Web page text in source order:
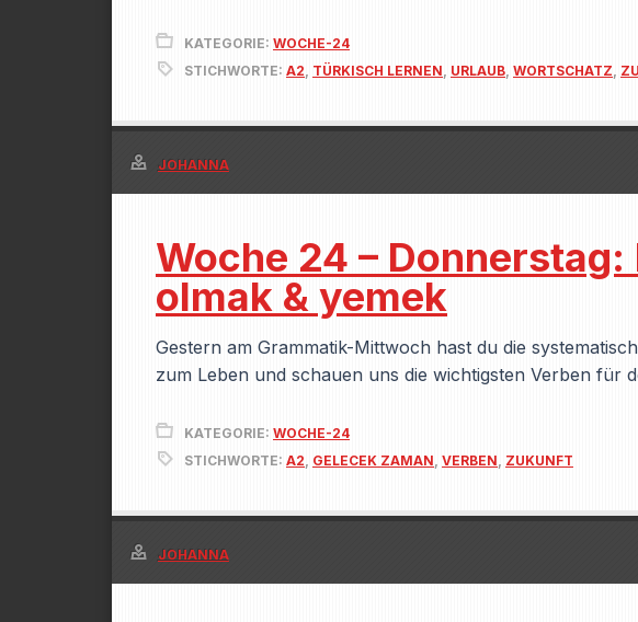
KATEGORIE: WOCHE-24
STICHWORTE: A2, TÜRKISCH LERNEN, URLAUB, WORTSCHATZ,
JOHANNA
Woche 24 –
olmak & yemek
Gestern am Grammatik-Mittwoch hast du die
zum Leben und schauen uns die wichtigsten Verben für
KATEGORIE: WOCHE-24
STICHWORTE: A2, GELECEK ZAMAN, VERBEN, ZUKUNFT
JOHANNA